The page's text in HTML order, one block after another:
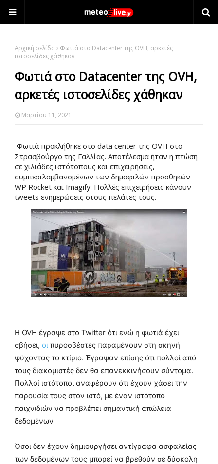
Αρχική σελίδα
Φωτιά στο Datacenter της OVH, αρκετές
ιστοσελίδες χάθηκαν
Φωτιά στο Datacenter της OVH,
αρκετές ιστοσελίδες χάθηκαν
Μαρτίου 11, 2021
Φωτιά προκλήθηκε στο data center της OVH στο
Στρασβούργο της Γαλλίας. Αποτέλεσμα ήταν η πτώση
σε χιλιάδες ιστότοπους και επιχειρήσεις,
συμπεριλαμβανομένων των δημοφιλών προσθηκών
WP Rocket και Imagify. Πολλές επιχειρήσεις κάνουν
tweets ενημερώσεις στους πελάτες τους.
Η OVH έγραψε στο Twitter ότι ενώ η φωτιά έχει
σβήσει, οι πυροσβέστες παραμένουν στη σκηνή
ψύχοντας το κτίριο. Έγραψαν επίσης ότι πολλοί από
τους διακομιστές δεν θα επανεκκινήσουν σύντομα.
Πολλοί ιστότοποι αναφέρουν ότι έχουν χάσει την
παρουσία τους στον ιστό, με έναν ιστότοπο
παιχνιδιών να προβλέπει σημαντική απώλεια
δεδομένων.
Όσοι δεν έχουν δημιουργήσει αντίγραφα ασφαλείας
των δεδομένων τους μπορεί να βρεθούν σε δύσκολη